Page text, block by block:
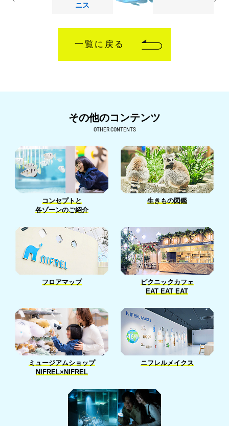
ニス
一覧に戻る
その他のコンテンツ
OTHER CONTENTS
コンセプトと
各ゾーンのご紹介
生きもの図鑑
フロアマップ
ピクニックカフェ
EAT EAT EAT
ミュージアムショップ
NIFREL×NIFREL
ニフレルメイクス